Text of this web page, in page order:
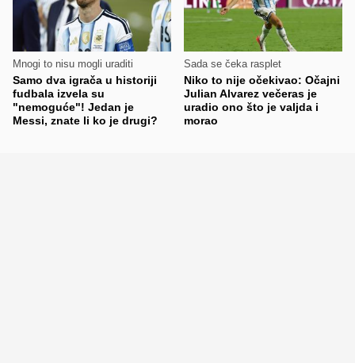
Mnogi to nisu mogli uraditi
Samo dva igrača u historiji
fudbala izvela su
"nemoguće"! Jedan je
Messi, znate li ko je drugi?
Sada se čeka rasplet
Niko to nije očekivao: Očajni
Julian Alvarez večeras je
uradio ono što je valjda i
morao